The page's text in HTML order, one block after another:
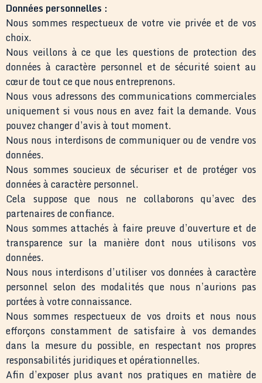
Données personnelles :
Nous sommes respectueux de votre vie privée et de vos
choix.
Nous veillons à ce que les questions de protection des
données à caractère personnel et de sécurité soient au
cœur de tout ce que nous entreprenons.
Nous vous adressons des communications commerciales
uniquement si vous nous en avez fait la demande. Vous
pouvez changer d’avis à tout moment.
Nous nous interdisons de communiquer ou de vendre vos
données.
Nous sommes soucieux de sécuriser et de protéger vos
données à caractère personnel.
Cela suppose que nous ne collaborons qu’avec des
partenaires de confiance.
Nous sommes attachés à faire preuve d’ouverture et de
transparence sur la manière dont nous utilisons vos
données.
Nous nous interdisons d’utiliser vos données à caractère
personnel selon des modalités que nous n’aurions pas
portées à votre connaissance.
Nous sommes respectueux de vos droits et nous nous
efforçons constamment de satisfaire à vos demandes
dans la mesure du possible, en respectant nos propres
responsabilités juridiques et opérationnelles.
Afin d’exposer plus avant nos pratiques en matière de